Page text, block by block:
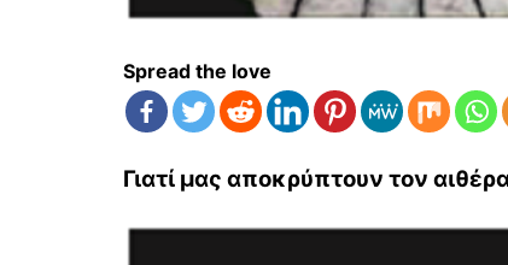
Spread the love
Γιατί μας αποκρύπτουν τον